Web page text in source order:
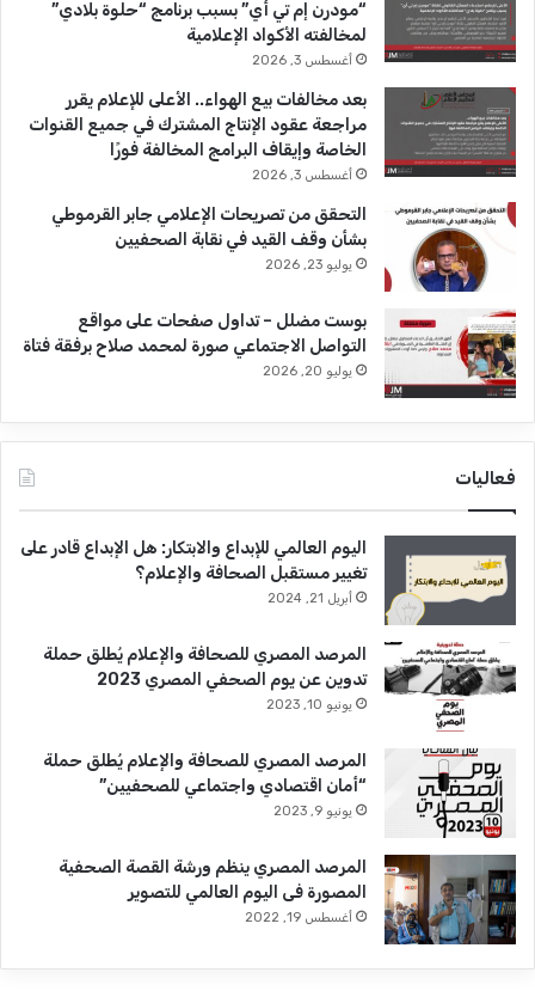
e
م
“مودرن إم تي أي” بسبب برنامج “حلوة بلادي”
لمخالفته الأكواد الإعلامية
أغسطس 3, 2026
بعد مخالفات بيع الهواء.. الأعلى للإعلام يقرر
مراجعة عقود الإنتاج المشترك في جميع القنوات
الخاصة وإيقاف البرامج المخالفة فورًا
أغسطس 3, 2026
التحقق من تصريحات الإعلامي جابر القرموطي
بشأن وقف القيد في نقابة الصحفيين
يوليو 23, 2026
بوست مضلل – تداول صفحات على مواقع
التواصل الاجتماعي صورة لمحمد صلاح برفقة فتاة
يوليو 20, 2026
فعاليات
اليوم العالمي للإبداع والابتكار: هل الإبداع قادر على
تغيير مستقبل الصحافة والإعلام؟
أبريل 21, 2024
المرصد المصري للصحافة والإعلام يُطلق حملة
تدوين عن يوم الصحفي المصري 2023
يونيو 10, 2023
المرصد المصري للصحافة والإعلام يُطلق حملة
“أمان اقتصادي واجتماعي للصحفيين”
يونيو 9, 2023
المرصد المصري ينظم ورشة القصة الصحفية
المصورة فى اليوم العالمي للتصوير
أغسطس 19, 2022